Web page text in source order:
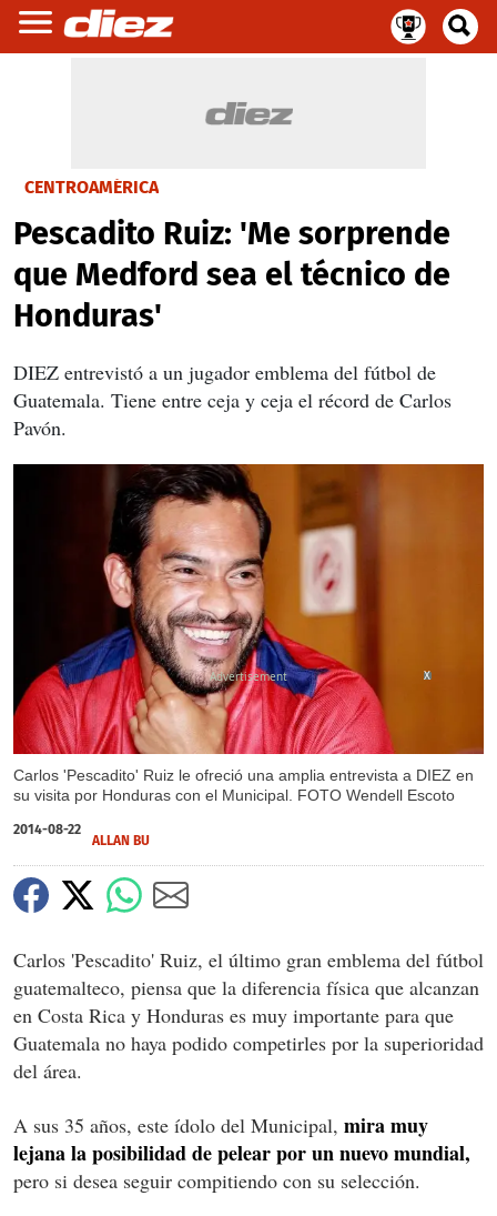
CENTROAMÉRICA
Pescadito Ruiz: 'Me sorprende
que Medford sea el técnico de
Honduras'
DIEZ entrevistó a un jugador emblema del fútbol de
Guatemala. Tiene entre ceja y ceja el récord de Carlos
Pavón.
Carlos 'Pescadito' Ruiz le ofreció una amplia entrevista a DIEZ en
su visita por Honduras con el Municipal. FOTO Wendell Escoto
X
2014-08-22
ALLAN BU
Carlos 'Pescadito' Ruiz, el último gran emblema del fútbol
guatemalteco, piensa que la diferencia física que alcanzan
en Costa Rica y Honduras es muy importante para que
Guatemala no haya podido competirles por la superioridad
del área.
A sus 35 años, este ídolo del Municipal, mira muy
lejana la posibilidad de pelear por un nuevo mundial,
pero si desea seguir compitiendo con su selección.